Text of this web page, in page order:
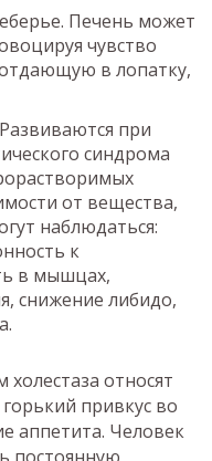
Печень может
чувство
в лопатку,
при
синдрома
от вещества,
наблюдаться:
к
в мышцах,
снижение либидо,
относят
привкус во
аппетита. Человек